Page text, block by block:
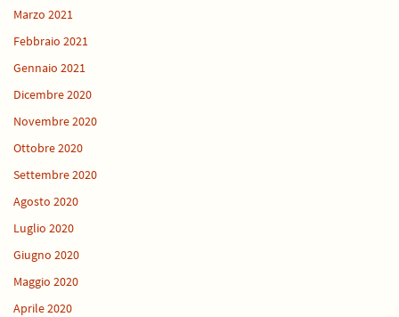
Marzo 2021
Febbraio 2021
Gennaio 2021
Dicembre 2020
Novembre 2020
Ottobre 2020
Settembre 2020
Agosto 2020
Luglio 2020
Giugno 2020
Maggio 2020
Aprile 2020